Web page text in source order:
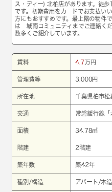
ス・ディー) 北柏店があります。徒
です。初期費用をカードでお支払い
方にもおすすめです。最上階の物件
は 城南コミュニティまでご連絡く
数多くご紹介しています。
賃料 4.7 万円
管理費等 3,000円
所在地 千葉県柏市松
交通 常磐緩行線 「
面積 34.78㎡
階建 2階建
築年数 築42年
種別/構造 アパート/木造